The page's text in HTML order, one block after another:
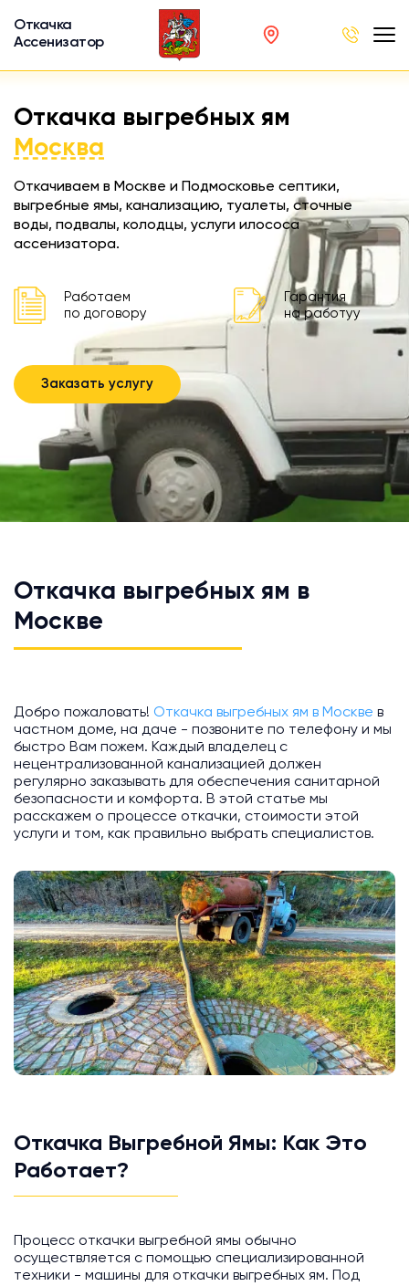
Откачка
Ассенизатор
Откачка выгребных ям
Москва
Откачиваем в Москве и Подмосковье септики,
выгребные ямы, канализацию, туалеты, сточные
воды, подвалы, колодцы, услуги илососа
ассенизатора.
Работаем
по договору
Гарантия
на работуу
Заказать услугу
Откачка выгребных ям в
Москве
Добро пожаловать! Откачка выгребных ям в Москве в
частном доме, на даче - позвоните по телефону и мы
быстро Вам пожем. Каждый владелец с
нецентрализованной канализацией должен
регулярно заказывать для обеспечения санитарной
безопасности и комфорта. В этой статье мы
расскажем о процессе откачки, стоимости этой
услуги и том, как правильно выбрать специалистов.
Откачка Выгребной Ямы: Как Это
Работает?
Процесс откачки выгребной ямы обычно
осуществляется с помощью специализированной
техники - машины для откачки выгребных ям. Под